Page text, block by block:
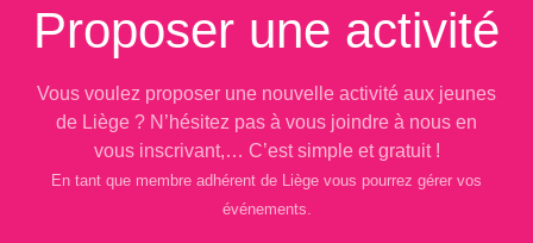
Proposer une activité
Vous voulez proposer une nouvelle activité aux jeunes
de Liège ? N’hésitez pas à vous joindre à nous en
vous inscrivant,… C’est simple et gratuit !
En tant que membre adhérent de Liège vous pourrez gérer vos
événements.